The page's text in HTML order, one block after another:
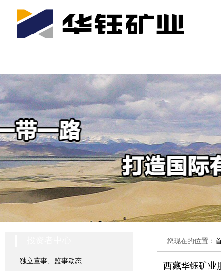
独立董事、监事动态
您现在的位置：
西藏华钰矿业